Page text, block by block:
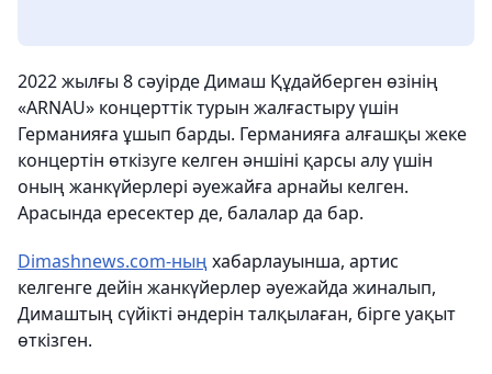
2022 жылғы 8 сәуірде Димаш Құдайберген өзінің
«ARNAU» концерттік турын жалғастыру үшін
Германияға ұшып барды. Германияға алғашқы жеке
концертін өткізуге келген әншіні қарсы алу үшін
оның жанкүйерлері әуежайға арнайы келген.
Арасында ересектер де, балалар да бар.
Dimashnews.com-ның хабарлауынша, артис
келгенге дейін жанкүйерлер әуежайда жиналып,
Димаштың сүйікті әндерін талқылаған, бірге уақыт
өткізген.